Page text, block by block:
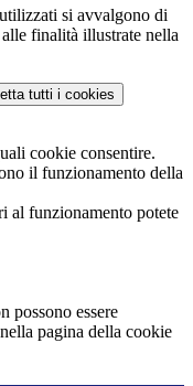
si avvalgono di
finalità illustrate nella
tutti i cookies
cookie consentire.
il funzionamento della
al funzionamento potete
possono essere
pagina della cookie